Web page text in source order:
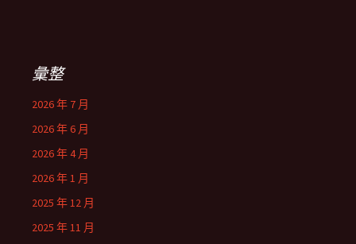
彙整
2026 年 7 月
2026 年 6 月
2026 年 4 月
2026 年 1 月
2025 年 12 月
2025 年 11 月